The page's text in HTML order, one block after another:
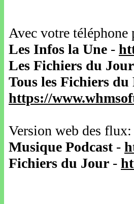
Avec votre
Les Infos la Une -
Les Fichiers du Jour
Tous les Fichiers du
https://
Version web des flux:
Musique Podcast-
Fichiers du Jour -